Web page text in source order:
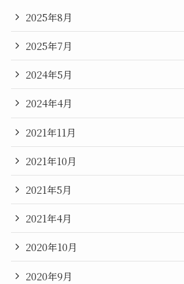
2025年8月
2025年7月
2024年5月
2024年4月
2021年11月
2021年10月
2021年5月
2021年4月
2020年10月
2020年9月